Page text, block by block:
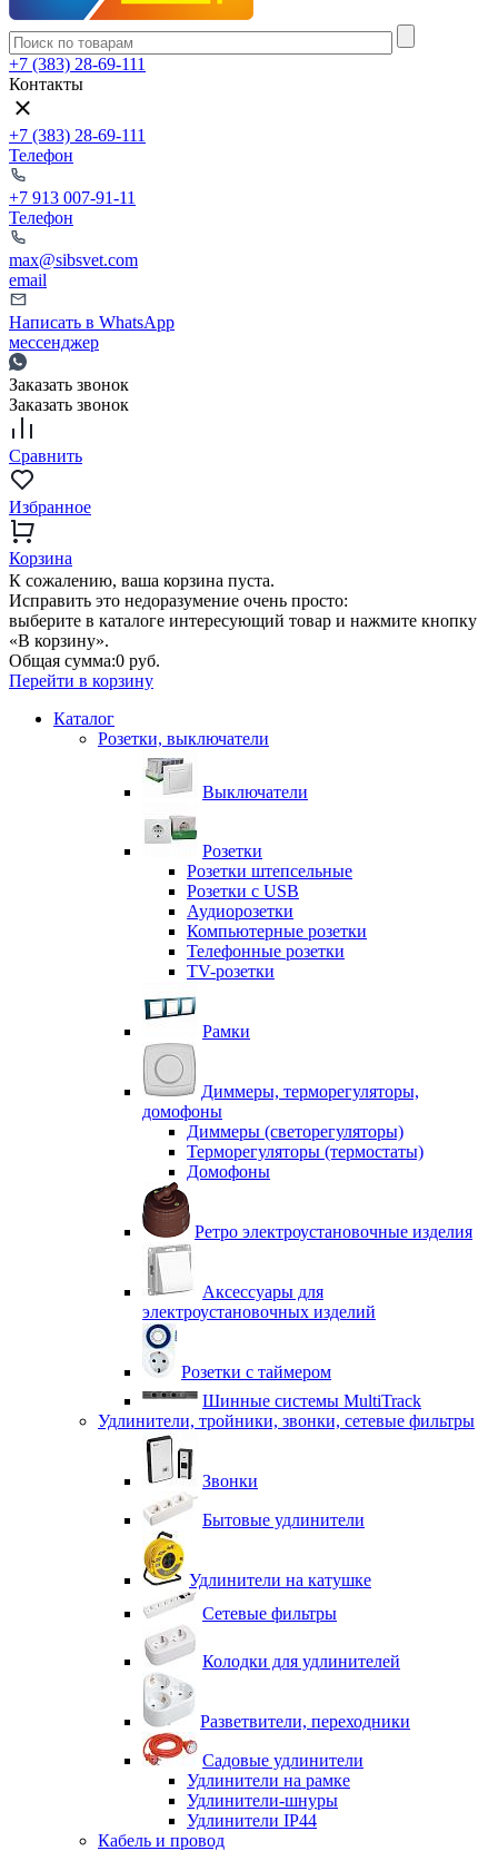
+7 (383) 28-69-111
Контакты
+7 (383) 28-69-111
Телефон
+7 913 007-91-11
Телефон
max@sibsvet.com
email
Написать в WhatsApp
мессенджер
Заказать звонок
Заказать звонок
Сравнить
Избранное
Корзина
К сожалению, ваша корзина пуста.
Исправить это недоразумение очень просто:
выберите в каталоге интересующий товар и нажмите кнопку
«В корзину».
Общая сумма:0 руб.
Перейти в корзину
Каталог
Розетки, выключатели
Выключатели
Розетки
Розетки штепсельные
Розетки с USB
Аудиорозетки
Компьютерные розетки
Телефонные розетки
TV-розетки
Рамки
Диммеры, терморегуляторы,
домофоны
Диммеры (светорегуляторы)
Терморегуляторы (термостаты)
Домофоны
Ретро электроустановочные изделия
Аксессуары для
электроустановочных изделий
Розетки с таймером
Шинные системы MultiTrack
Удлинители, тройники, звонки, сетевые фильтры
Звонки
Бытовые удлинители
Удлинители на катушке
Сетевые фильтры
Колодки для удлинителей
Разветвители, переходники
Садовые удлинители
Удлинители на рамке
Удлинители-шнуры
Удлинители IP44
Кабель и провод